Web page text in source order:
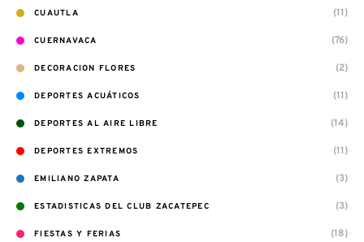
CUAUTLA (11)
CUERNAVACA (76)
DECORACION FLORES (2)
DEPORTES ACUÁTICOS (11)
DEPORTES AL AIRE LIBRE (14)
DEPORTES EXTREMOS (11)
EMILIANO ZAPATA (3)
ESTADISTICAS DEL CLUB ZACATEPEC (3)
FIESTAS Y FERIAS (18)